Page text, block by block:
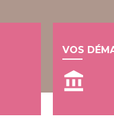
VOS
account_balance